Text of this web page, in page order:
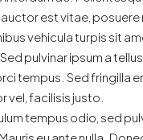
est vitae, posuere
vehicula turpis sit
pulvinar ipsum a
tempus. Sed fringilla
vel, facilisis justo.
tempus odio, sed